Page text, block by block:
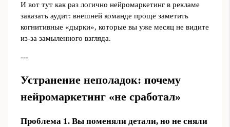
И вот тут как раз логично нейромаркетинг в рекламе
заказать аудит: внешней команде проще заметить
когнитивные «дырки», которые вы уже месяц не видите
из‑за замыленного взгляда.
---
Устранение неполадок: почему
нейромаркетинг «не сработал»
Проблема 1. Вы поменяли детали, но не сняли